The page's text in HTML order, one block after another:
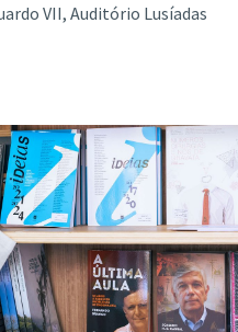
VII, Auditório Lusíadas